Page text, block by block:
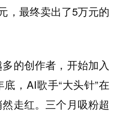
，最终卖出了5万元的
的创作者，开始加入
，AI歌手“大头针”在
走红。三个月吸粉超